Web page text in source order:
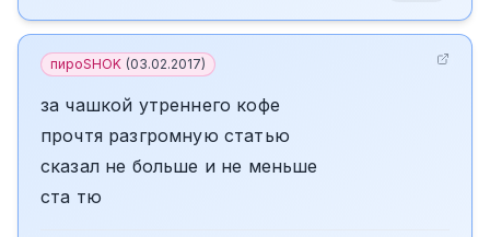
пироSHOK (03.02.2017)
за чашкой утреннего кофе
прочтя разгромную статью
сказал не больше и не меньше
ста тю